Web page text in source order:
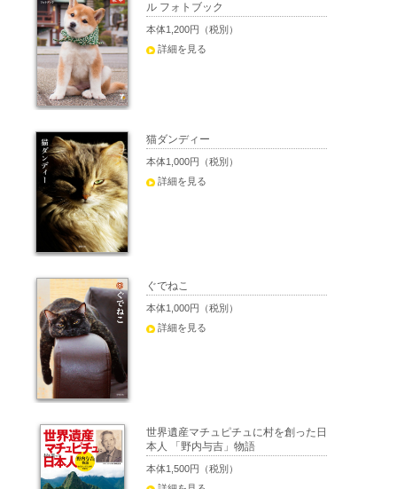
ル フォトブック
本体1,200円（税別）
詳細を見る
猫ダンディー
本体1,000円（税別）
詳細を見る
ぐでねこ
本体1,000円（税別）
詳細を見る
世界遺産マチュピチュに村を創った日
本人 「野内与吉」物語
本体1,500円（税別）